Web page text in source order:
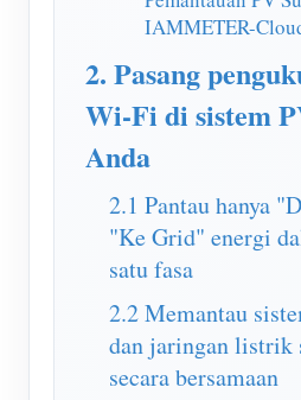
Simulator IAMMETER
Aplikasi
Monitor Energi Sistem
Monitor Penggunaan
Otomasi Rumah
Pemantauan Energi
Toko
Sumber daya
Dokumen
Video Tutorial
Masyarakat
Pengembang
IAMMETER-
2. Pasang
Wi-Fi di sistem
Anda
2.1 Pantau hanya
"Ke Grid" energi
satu fasa
2.2 Memantau
dan jaringan listrik
secara bersamaan